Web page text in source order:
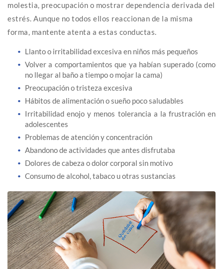
molestia, preocupación o mostrar dependencia derivada del
estrés. Aunque no todos ellos reaccionan de la misma
forma, mantente atenta a estas conductas.
Llanto o irritabilidad excesiva en niños más pequeños
Volver a comportamientos que ya habían superado (como
no llegar al baño a tiempo o mojar la cama)
Preocupación o tristeza excesiva
Hábitos de alimentación o sueño poco saludables
Irritabilidad enojo y menos tolerancia a la frustración en
adolescentes
Problemas de atención y concentración
Abandono de actividades que antes disfrutaba
Dolores de cabeza o dolor corporal sin motivo
Consumo de alcohol, tabaco u otras sustancias